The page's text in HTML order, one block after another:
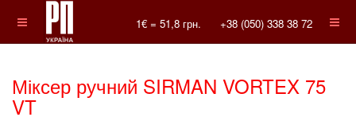
1€ = 51,8 грн. +38 (050) 338 38 72
Міксер ручний SIRMAN VORTEX 75
VT